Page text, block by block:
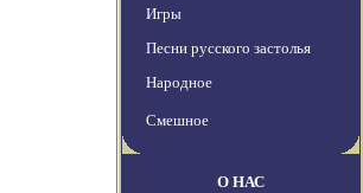
Игры
Песни русского застолья
Народное
Смешное
О НАС